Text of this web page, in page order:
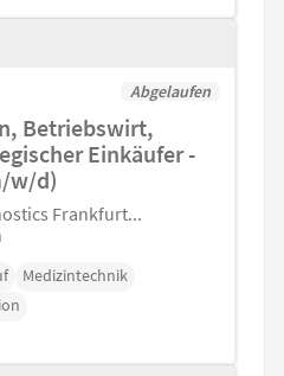
Abgelaufen
Betriebswirt,
Einkäufer -
w/d)
Frankfurt...
Medizintechnik